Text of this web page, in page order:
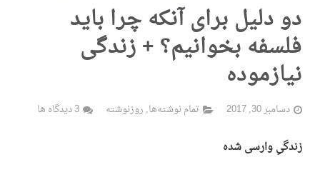
دو دلیل برای آنکه چرا باید
فلسفه بخوانیم؟ + زندگی
نیازموده
دسامبر 30, 2017 تمام نوشته‌ها, روزنوشته 3 دیدگاه ها
زندگیِ وارسی شده